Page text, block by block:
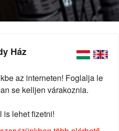
Ház
az interneten! Foglalja le
se kelljen várakoznia.
is lehet fizetni!